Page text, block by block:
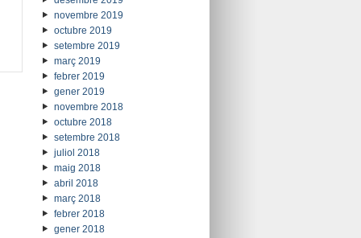
novembre 2019
octubre 2019
setembre 2019
març 2019
febrer 2019
gener 2019
novembre 2018
octubre 2018
setembre 2018
juliol 2018
maig 2018
abril 2018
març 2018
febrer 2018
gener 2018